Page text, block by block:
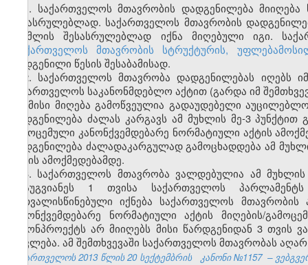
1. საქართველოს მთავრობის დადგენილება
შესასრულებლად. საქართველოს მთავრობის
რომლის შესასრულებლად იქნა მიღებული იგი.
„საქართველოს მთავრობის სტრუქტურის,
დადგენილი წესის შესაბამისად.
2. საქართველოს მთავრობა დადგენილებას იღებს
საქართველოს საკანონმდებლო აქტით (გარდა იმ
და მისი მიღება გამოწვეულია გადაუდებელი
დადგენილება ძალას კარგავს ამ მუხლის მე-3
გამოცემული კანონქვემდებარე ნორმატიული აქტის
დადგენილება ძალადაკარგულად გამოცხადდება ამ
აქტის ამოქმედებამდე.
3. საქართველოს მთავრობა ვალდებულია ამ
არაუგვიანეს 1 თვისა საქართველოს
გათვალისწინებული იქნება საქართველოს
კანონქვემდებარე ნორმატიული აქტის მიღების/
კანონპროექტს არ მიიღებს მისი წარდგენიდან 3
ითვლება. ამ შემთხვევაში საქართველოს მთავრობას
საქართველოს 2013 წლის 20 სექტემბრის კანონი №1157 –